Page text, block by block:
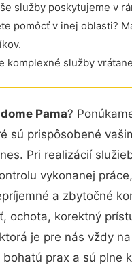
služby poskytujeme v
pomôcť v inej oblasti?
komplexné služby
Pama?
sú prispôsobené
Pri realizácií
vykonanej
a zbytočné
ochota, korektný
je pre nás vždy
bohatú prax a sú plne